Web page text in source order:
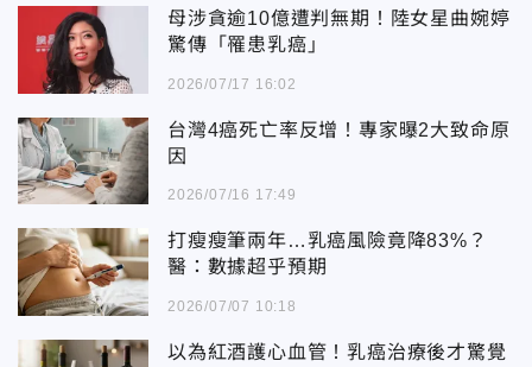
母涉貪逾10億遭判無期！陸女星曲婉婷
驚傳「罹患乳癌」
2026/07/17 16:02
台灣4癌死亡率反增！專家曝2大致命原
因
2026/07/16 17:49
打瘦瘦筆兩年…乳癌風險竟降83%？
醫：數據超乎預期
2026/07/07 10:18
以為紅酒護心血管！乳癌治療後才驚覺